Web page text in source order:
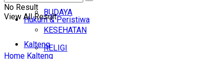
BUDAYA
KESEHATAN
RELIGI
Hukum & Peristiwa
Kalteng
No Result
View All Result
Home Kalteng